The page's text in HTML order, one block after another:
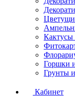
Кактусы
Горшки
Грунты
Кабинет